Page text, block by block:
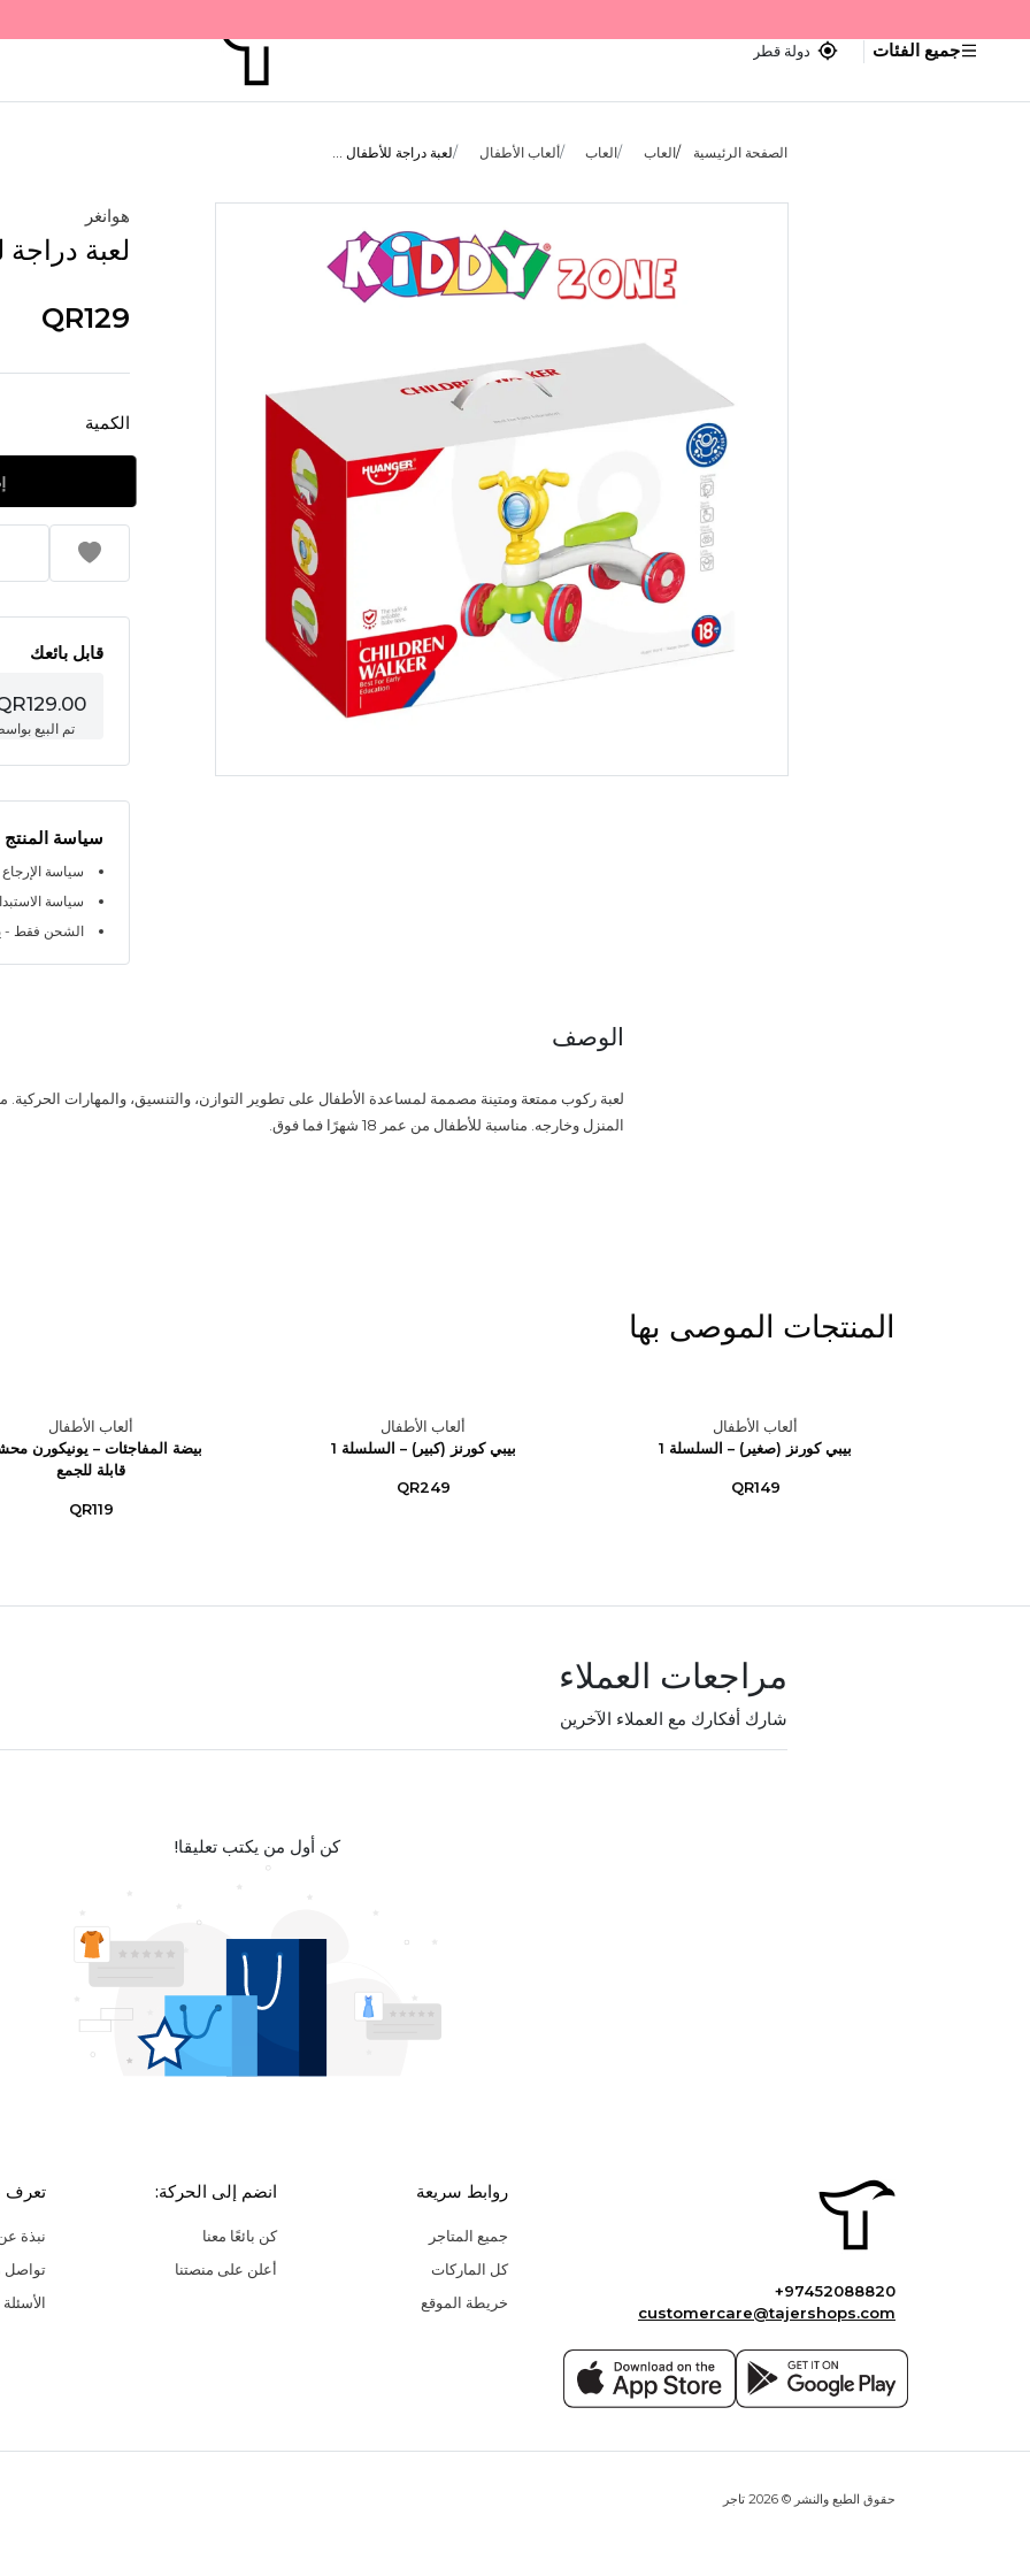
جميع الفئات دولة قطر
الصفحة الرئيسية العاب العاب ألعاب الأطفال لعبة دراجة للأطفال ...
هوانغر
لعبة دراجة
QR129
الكمية
قابل بائعك
تم البيع
سياسة المنتج
سياسة الإرجاع
سياسة الاستبدال
الشحن فقط -
الوصف
لعبة ركوب ممتعة ومتينة مصممة لمساعدة الأطفال على تطوير التوازن، والتنسيق، والمهارات الحركية.
المنزل وخارجه. مناسبة للأطفال من عمر 18 شهرًا فما فوق.
المنتجات الموصى بها
ألعاب الأطفال
بيبي كورنز (صغير) – السلسلة 1
QR149
ألعاب الأطفال
بيبي كورنز (كبير) – السلسلة 1
QR249
ألعاب الأطفال
بيضة المفاجئات – يونيكورن
قابلة للجمع
QR119
مراجعات العملاء
شارك أفكارك مع العملاء الآخرين
كن أول من يكتب تعليقا!
+97452088820
customercare@tajershops.com
روابط سريعة
جميع المتاجر
كل الماركات
خريطة الموقع
انضم إلى الحركة:
كن بائعًا معنا
أعلن على منصتنا
تعرف
نبذة
تواصل
حقوق الطبع والنشر © 2026 تاجر